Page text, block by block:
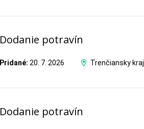
Dodanie potravín
Pridané: 20. 7. 2026 Trenčiansky kraj
Dodanie potravín